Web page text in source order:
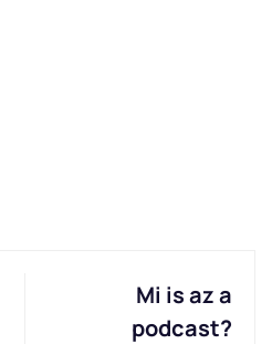
Mi is az a
podcast?